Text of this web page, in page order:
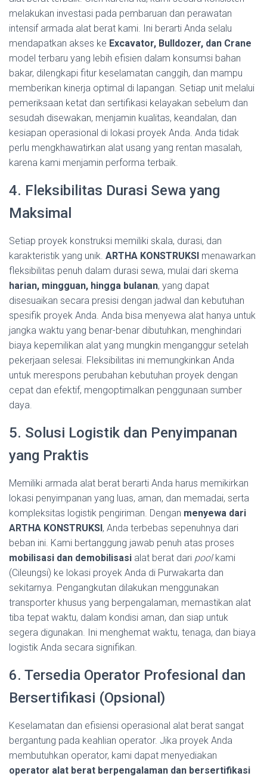
melakukan investasi pada pembaruan dan perawatan
intensif armada alat berat kami. Ini berarti Anda selalu
mendapatkan akses ke Excavator, Bulldozer, dan Crane
model terbaru yang lebih efisien dalam konsumsi bahan
bakar, dilengkapi fitur keselamatan canggih, dan mampu
memberikan kinerja optimal di lapangan. Setiap unit melalui
pemeriksaan ketat dan sertifikasi kelayakan sebelum dan
sesudah disewakan, menjamin kualitas, keandalan, dan
kesiapan operasional di lokasi proyek Anda. Anda tidak
perlu mengkhawatirkan alat usang yang rentan masalah,
karena kami menjamin performa terbaik.
4. Fleksibilitas Durasi Sewa yang
Maksimal
Setiap proyek konstruksi memiliki skala, durasi, dan
karakteristik yang unik. ARTHA KONSTRUKSI menawarkan
fleksibilitas penuh dalam durasi sewa, mulai dari skema
harian, mingguan, hingga bulanan, yang dapat
disesuaikan secara presisi dengan jadwal dan kebutuhan
spesifik proyek Anda. Anda bisa menyewa alat hanya untuk
jangka waktu yang benar-benar dibutuhkan, menghindari
biaya kepemilikan alat yang mungkin menganggur setelah
pekerjaan selesai. Fleksibilitas ini memungkinkan Anda
untuk merespons perubahan kebutuhan proyek dengan
cepat dan efektif, mengoptimalkan penggunaan sumber
daya.
5. Solusi Logistik dan Penyimpanan
yang Praktis
Memiliki armada alat berat berarti Anda harus memikirkan
lokasi penyimpanan yang luas, aman, dan memadai, serta
kompleksitas logistik pengiriman. Dengan menyewa dari
ARTHA KONSTRUKSI , Anda terbebas sepenuhnya dari
beban ini. Kami bertanggung jawab penuh atas proses
mobilisasi dan demobilisasi alat berat dari poolkami
(Cileungsi) ke lokasi proyek Anda di Purwakarta dan
sekitarnya. Pengangkutan dilakukan menggunakan
transporter khusus yang berpengalaman, memastikan alat
tiba tepat waktu, dalam kondisi aman, dan siap untuk
segera digunakan. Ini menghemat waktu, tenaga, dan biaya
logistik Anda secara signifikan.
6. Tersedia Operator Profesional dan
Bersertifikasi (Opsional)
Keselamatan dan efisiensi operasional alat berat sangat
bergantung pada keahlian operator. Jika proyek Anda
membutuhkan operator, kami dapat menyediakan
operator alat berat berpengalaman dan bersertifikasi